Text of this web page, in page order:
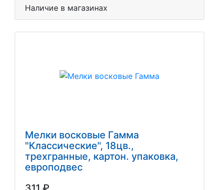
Наличие в магазинах
Мелки восковые Гамма
"Классические", 18цв.,
трехгранные, картон. упаковка,
европодвес